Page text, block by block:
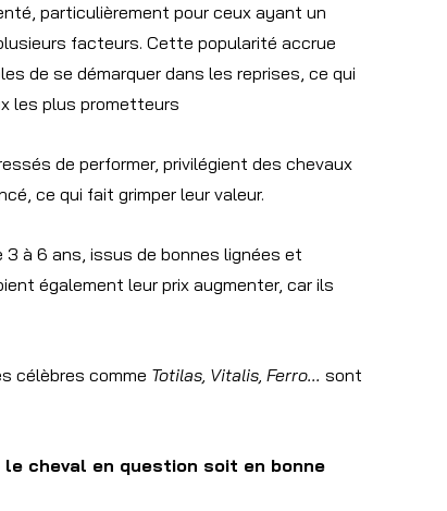
particulièrement pour ceux ayant un
facteurs. Cette popularité accrue
de se démarquer dans les reprises, ce qui
les plus prometteurs
de performer, privilégient des chevaux
ce qui fait grimper leur valeur.
3 à 6 ans, issus de bonnes lignées et
également leur prix augmenter, car ils
célèbres comme Totilas, Vitalis, Ferro... sont
cheval en question soit en bonne